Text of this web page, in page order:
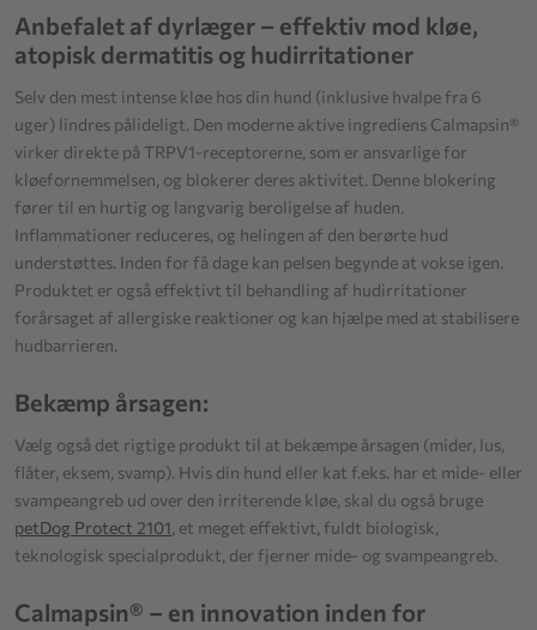
Anbefalet af dyrlæger – effektiv mod kløe,
atopisk dermatitis og hudirritationer
Selv den mest intense kløe hos din hund (inklusive hvalpe fra 6
uger) lindres pålideligt. Den moderne aktive ingrediens Calmapsin®
virker direkte på TRPV1-receptorerne, som er ansvarlige for
kløefornemmelsen, og blokerer deres aktivitet. Denne blokering
fører til en hurtig og langvarig beroligelse af huden.
Inflammationer reduceres, og helingen af den berørte hud
understøttes. Inden for få dage kan pelsen begynde at vokse igen.
Produktet er også effektivt til behandling af hudirritationer
forårsaget af allergiske reaktioner og kan hjælpe med at stabilisere
hudbarrieren.
Bekæmp årsagen:
Vælg også det rigtige produkt til at bekæmpe årsagen (mider, lus,
flåter, eksem, svamp). Hvis din hund eller kat f.eks. har et mide- eller
svampeangreb ud over den irriterende kløe, skal du også bruge
petDog Protect 2101, et meget effektivt, fuldt biologisk,
teknologisk specialprodukt, der fjerner mide- og svampeangreb.
Calmapsin® – en innovation inden for